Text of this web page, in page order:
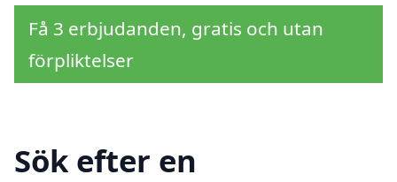
Få 3 erbjudanden, gratis och utan
förpliktelser
Sök efter en